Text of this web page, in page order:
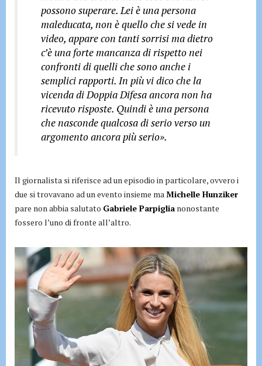
possono superare. Lei è una persona
maleducata, non è quello che si vede in
video, appare con tanti sorrisi ma dietro
c’è una forte mancanza di rispetto nei
confronti di quelli che sono anche i
semplici rapporti. In più vi dico che la
vicenda di Doppia Difesa ancora non ha
ricevuto risposte. Quindi è una persona
che nasconde qualcosa di serio verso un
argomento ancora più serio».
Il giornalista si riferisce ad un episodio in particolare, ovvero i
due si trovavano ad un evento insieme maMichelle Hunziker
pare non abbia salutato Gabriele Parpiglia nonostante
fossero l’uno di fronte all’altro.